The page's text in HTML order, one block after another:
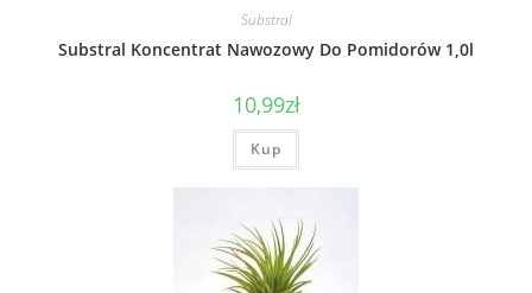
Substral
Substral Koncentrat Nawozowy Do Pomidorów 1,0l
10,99zł
Kup